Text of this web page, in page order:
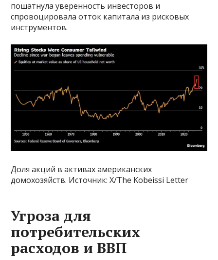
пошатнула уверенность инвесторов и
спровоцировала отток капитала из рисковых
инструментов.
Доля акций в активах американских
домохозяйств. Источник: X/The Kobeissi Letter
Угроза для
потребительских
расходов и ВВП